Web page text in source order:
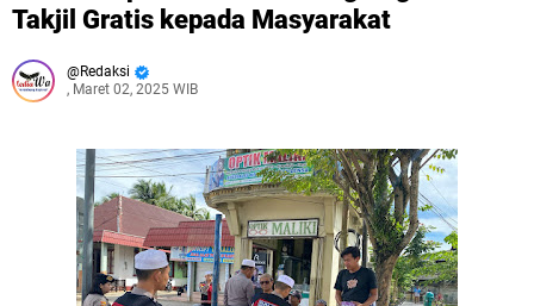
Takjil Gratis kepada Masyarakat
Redaksi
, Maret 02, 2025 WIB